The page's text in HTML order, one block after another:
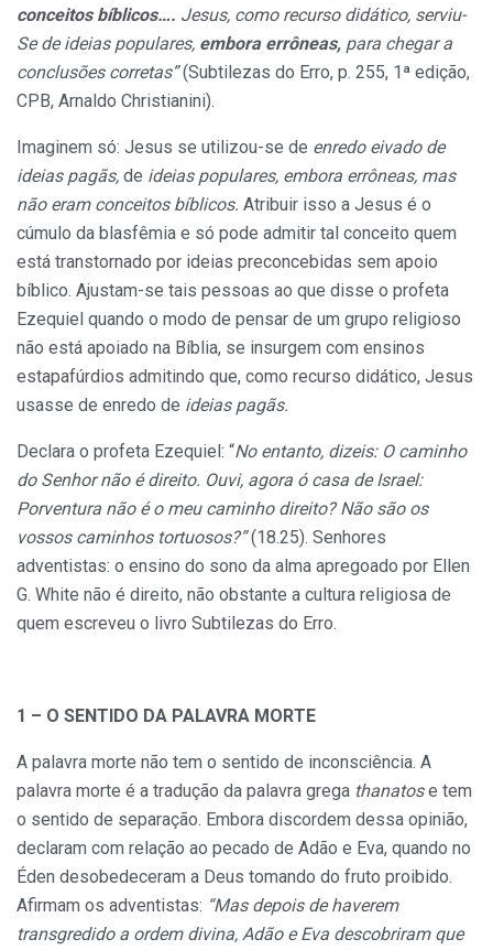
conceitos bíblicos…. Jesus, como recurso didático, serviu-
Se de ideias populares, embora errôneas, para chegar a
conclusões corretas”(Subtilezas do Erro, p. 255, 1ª edição,
CPB, Arnaldo Christianini).
Imaginem só: Jesus se utilizou-se de enredo eivado de
ideias pagãs, de ideias populares, embora errôneas, mas
não eram conceitos bíblicos. Atribuir isso a Jesus é o
cúmulo da blasfêmia e só pode admitir tal conceito quem
está transtornado por ideias preconcebidas sem apoio
bíblico. Ajustam-se tais pessoas ao que disse o profeta
Ezequiel quando o modo de pensar de um grupo religioso
não está apoiado na Bíblia, se insurgem com ensinos
estapafúrdios admitindo que, como recurso didático, Jesus
usasse de enredo de ideias pagãs.
Declara o profeta Ezequiel: “No entanto, dizeis: O caminho
do Senhor não é direito. Ouvi, agora ó casa de Israel:
Porventura não é o meu caminho direito? Não são os
vossos caminhos tortuosos?”(18.25). Senhores
adventistas: o ensino do sono da alma apregoado por Ellen
G. White não é direito, não obstante a cultura religiosa de
quem escreveu o livro Subtilezas do Erro.
1 – O SENTIDO DA PALAVRA MORTE
A palavra morte não tem o sentido de inconsciência. A
palavra morte é a tradução da palavra grega thanatose tem
o sentido de separação. Embora discordem dessa opinião,
declaram com relação ao pecado de Adão e Eva, quando no
Éden desobedeceram a Deus tomando do fruto proibido.
Afirmam os adventistas: “Mas depois de haverem
transgredido a ordem divina, Adão e Eva descobriram que